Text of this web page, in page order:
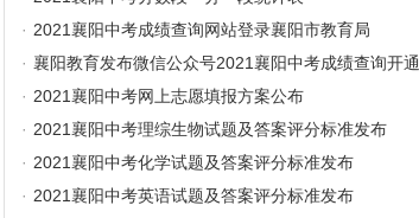
· 2021襄阳中考成绩查询网站登录襄阳市教育局
· 襄阳教育发布微信公众号2021襄阳中考成绩查询开通
· 2021襄阳中考网上志愿填报方案公布
· 2021襄阳中考理综生物试题及答案评分标准发布
· 2021襄阳中考化学试题及答案评分标准发布
· 2021襄阳中考英语试题及答案评分标准发布